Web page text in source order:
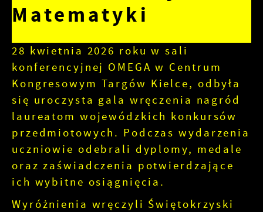
Matematyki
28 kwietnia 2026 roku w sali
konferencyjnej OMEGA w Centrum
Kongresowym Targów Kielce, odbyła
się uroczysta gala wręczenia nagród
laureatom wojewódzkich konkursów
przedmiotowych. Podczas wydarzenia
uczniowie odebrali dyplomy, medale
oraz zaświadczenia potwierdzające
ich wybitne osiągnięcia.
Wyróżnienia wręczyli Świętokrzyski
serwisy www. Dane pozwalają nam na ocenę
naszych serwisów internetowych pod
użytkowników. Zgromadzone informacje są
przetwarzane w formie zanonimizowanej.
Wyrażenie zgody na analityczne pliki cookies
gwarantuje dostępność wszystkich
funkcjonalności.
Dzięki reklamowym plikom cookies
aktualności na stronach naszych partnerów.
Promocyjne pliki cookies służą do
prezentowania Ci naszych komunikatów na
podstawie analizy Twoich upodobań oraz
Twoich zwyczajów dotyczących przeglądanej
witryny internetowej. Treści promocyjne
mogą pojawić się na stronach podmiotów
trzecich lub firm będących naszymi
partnerami oraz innych dostawców usług.
Firmy te działają w charakterze pośredników
prezentujących nasze treści w postaci
wiadomości, ofert, komunikatów mediów
społecznościowych.
Więcej